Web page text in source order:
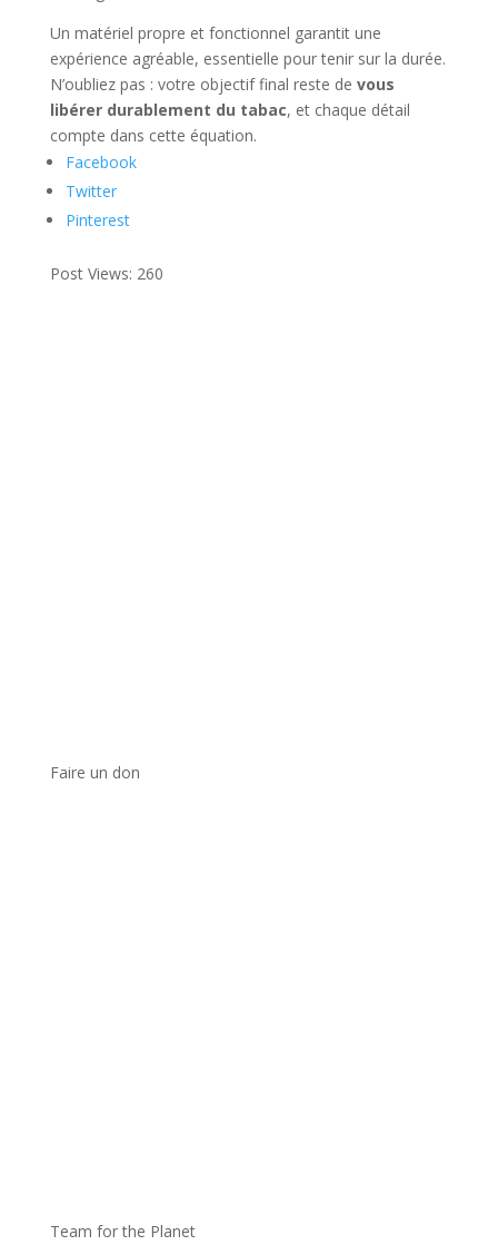
Un matériel propre et fonctionnel garantit une
expérience agréable, essentielle pour tenir sur la durée.
N’oubliez pas : votre objectif final reste de vous
libérer durablement du tabac, et chaque détail
compte dans cette équation.
Facebook
Twitter
Pinterest
Post Views: 260
Faire un don
Team for the Planet